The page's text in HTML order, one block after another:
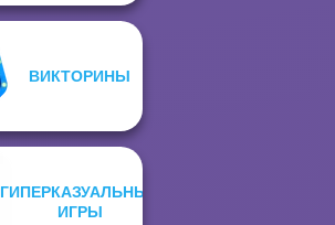
ВИКТОРИНЫ
ГИПЕРКАЗУАЛЬНЫЕ
ИГРЫ